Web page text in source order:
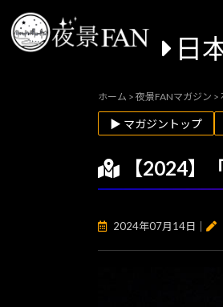
日
ホーム > 夜景FANマガジン >
▶ マガジントップ
【2024】
2024年07月14日